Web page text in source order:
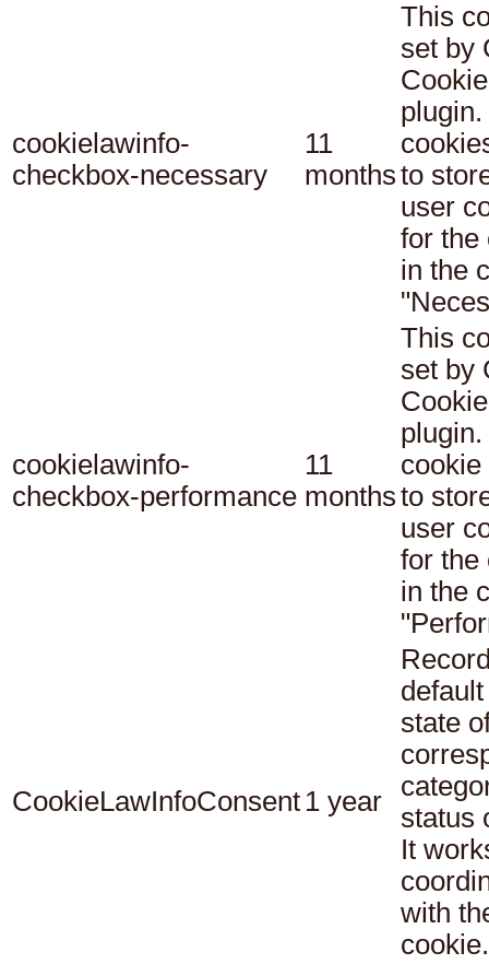
cookielawinfo-
checkbox-necessary
11
months
This
set by
to
user
for the
in the
cookielawinfo-
checkbox-performance
11
months
This
set by
cookie
to
user
for the
in the
CookieLawInfoConsent 1 year
state
status
It
with
cookie.